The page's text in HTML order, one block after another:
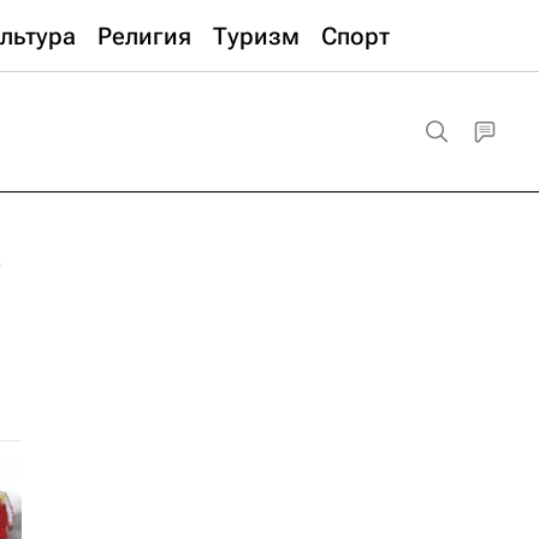
Религия Туризм Спорт